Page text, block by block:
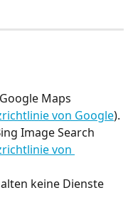
Maps
von Google).
Image Search
von
keine Dienste